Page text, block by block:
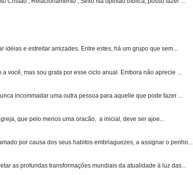
idéias e estreitar amizades. Entre estes, há um grupo que sem...
você, mas sou grata por esse ciclo anual. Embora não aprecie ...
incommadar uma outra pessoa para aquelle que pode fazer ...
que pelo menos uma oracão, a inicial, deve ser ajoe...
por causa dos seus habitos embriaguezes, a assignar o penho...
as profundas transformações mundiais da atualidade à luz das...